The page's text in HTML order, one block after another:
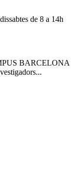
de 8 a 14h
BARCELONA